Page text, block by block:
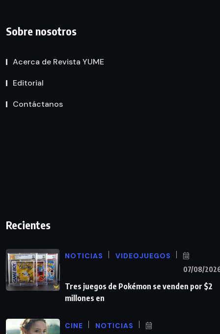
Sobre nosotros
Acerca de Revista YUME
Editorial
Contáctanos
Recientes
NOTICIAS VIDEOJUEGOS
07/08/
Tres juegos de Pokémon se venden por $2
millones en
CINE NOTICIAS